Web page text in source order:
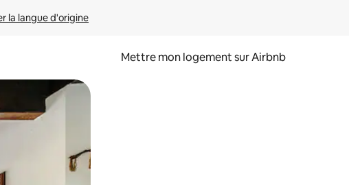
la langue d'origine
Mettre mon logement sur Airbnb